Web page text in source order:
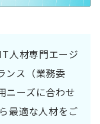
人材専門エージ
ンス（業務委
ニーズに合わせ
最適な人材をご